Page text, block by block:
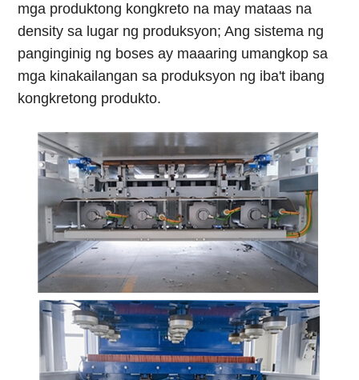
mga produktong kongkreto na may mataas na
density sa lugar ng produksyon; Ang sistema ng
panginginig ng boses ay maaaring umangkop sa
mga kinakailangan sa produksyon ng iba't ibang
kongkretong produkto.